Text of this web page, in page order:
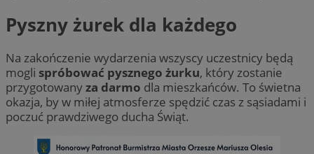
Pyszny żurek dla każdego
Na zakończenie wydarzenia wszyscy uczestnicy będą
mogli spróbować pysznego żurku, który zostanie
przygotowanyza darmo dla mieszkańców. To świetna
okazja, by w miłej atmosferze spędzić czas z sąsiadami i
poczuć prawdziwego ducha Świąt.